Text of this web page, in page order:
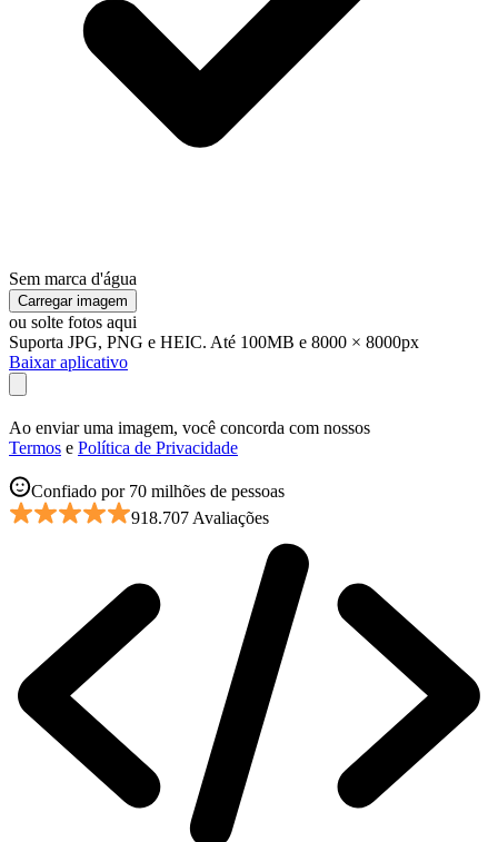
Sem marca d'água
Carregar imagem
ou solte fotos aqui
Suporta JPG, PNG e HEIC. Até 100MB e 8000 × 8000px
Baixar aplicativo
Ao enviar uma imagem, você concorda com nossos
Termos e Política de Privacidade
Confiado por 70 milhões de pessoas
918.707 Avaliações